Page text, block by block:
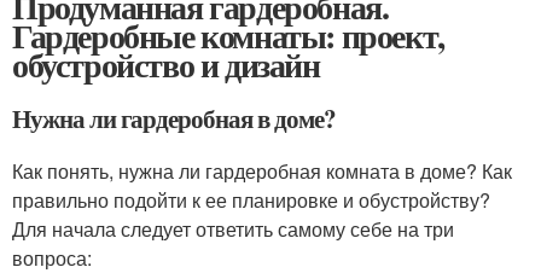
Гардеробные комнаты: проект,
обустройство и дизайн
Нужна ли гардеробная в доме?
Как понять, нужна ли гардеробная комната в доме? Как
правильно подойти к ее планировке и обустройству?
Для начала следует ответить самому себе на три
вопроса: